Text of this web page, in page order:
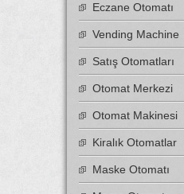
Eczane Otomatı
Vending Machine
Satış Otomatları
Otomat Merkezi
Otomat Makinesi
Kiralık Otomatlar
Maske Otomatı